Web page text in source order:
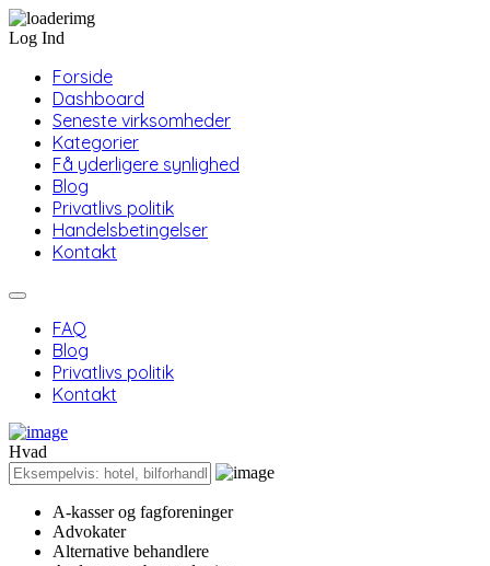
Log Ind
Forside
Dashboard
Seneste virksomheder
Kategorier
Få yderligere synlighed
Blog
Privatlivs politik
Handelsbetingelser
Kontakt
FAQ
Blog
Privatlivs politik
Kontakt
Hvad
A-kasser og fagforeninger
Advokater
Alternative behandlere